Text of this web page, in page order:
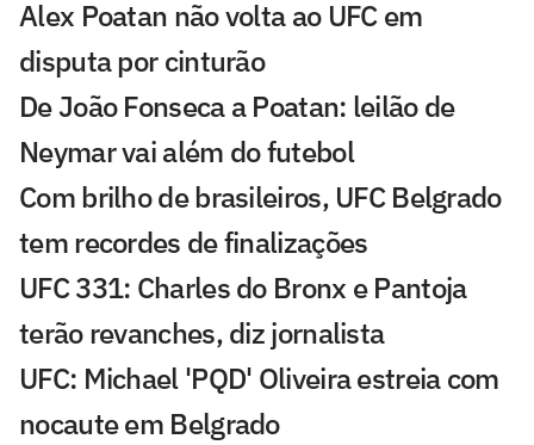
Alex Poatan não volta ao UFC em
disputa por cinturão
De João Fonseca a Poatan: leilão de
Neymar vai além do futebol
Com brilho de brasileiros, UFC Belgrado
tem recordes de finalizações
UFC 331: Charles do Bronx e Pantoja
terão revanches, diz jornalista
UFC: Michael 'PQD' Oliveira estreia com
nocaute em Belgrado